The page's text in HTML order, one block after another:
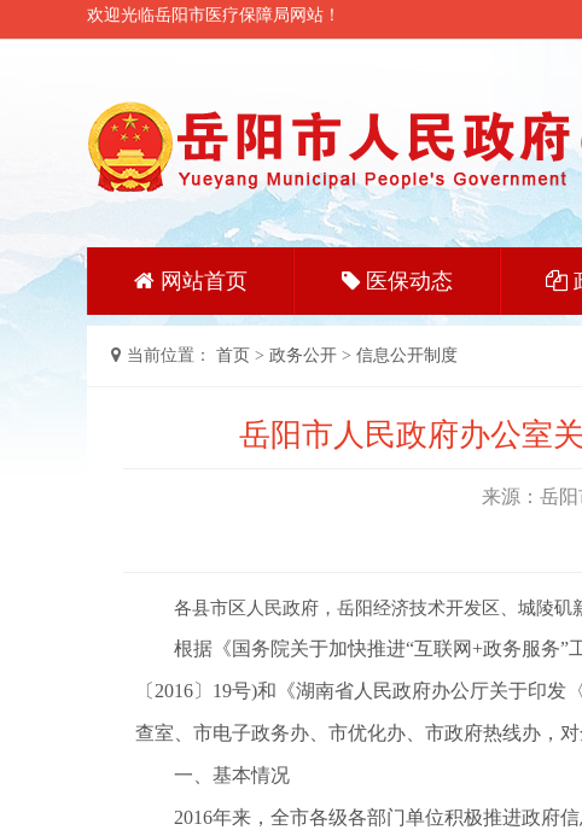
欢迎光临岳阳市医疗保障局网站！
网站首页 医保动态
当前位置： 首页 > 政务公开 > 信息公开制度
岳阳市人民政府办公室
来源：岳阳
各县市区人民政府，岳阳经济技术开发区、城陵矶
根据《国务院关于加快推进“互联网+政务服务”
〔2016〕19号)和《湖南省人民政府办公厅关于印
查室、市电子政务办、市优化办、市政府热线办，
一、基本情况
2016年来，全市各级各部门单位积极推进政府